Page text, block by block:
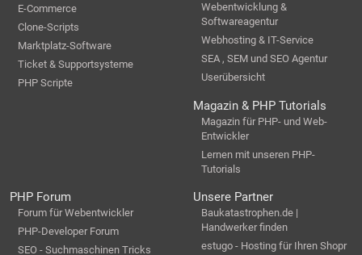
E-Commerce
Clone-Scripts
Marktplatz-Software
Ticket & Supportsysteme
PHP Scripte
Webentwicklung &
Softwareagentur
Webhosting & IT-Service
SEA , SEM und SEO Agentur
Userübersicht
Magazin & PHP Tutorials
Magazin für PHP- und Web-
Entwickler
Lernen mit unseren PHP-
Tutorials
PHP Forum
Forum für Webentwickler
PHP-Developer Forum
SEO - Suchmaschinen Tricks
Unsere Partner
Baukatastrophen.de |
Handwerker finden
estugo - Hosting für Ihren Shopr